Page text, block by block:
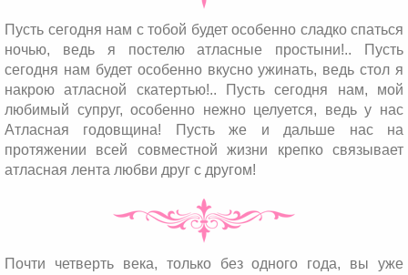
Пусть сегодня нам с тобой будет особенно сладко спаться
ночью, ведь я постелю атласные простыни!.. Пусть
сегодня нам будет особенно вкусно ужинать, ведь стол я
накрою атласной скатертью!.. Пусть сегодня нам, мой
любимый супруг, особенно нежно целуется, ведь у нас
Атласная годовщина! Пусть же и дальше нас на
протяжении всей совместной жизни крепко связывает
атласная лента любви друг с другом!
Почти четверть века, только без одного года, вы уже